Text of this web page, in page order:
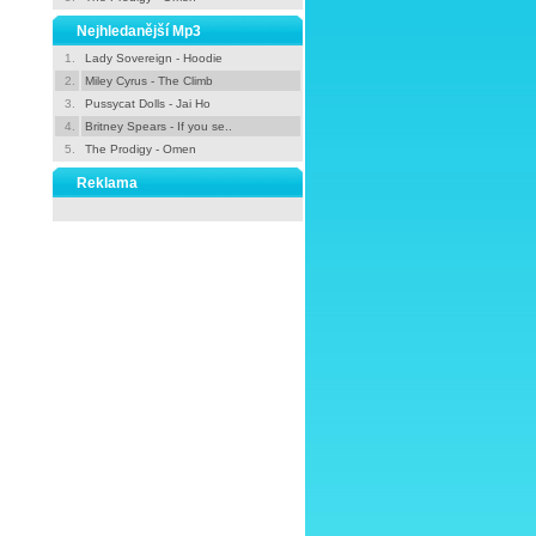
Nejhledanější Mp3
1.
Lady Sovereign - Hoodie
2.
Miley Cyrus - The Climb
3.
Pussycat Dolls - Jai Ho
4.
Britney Spears - If you se..
5.
The Prodigy - Omen
Reklama